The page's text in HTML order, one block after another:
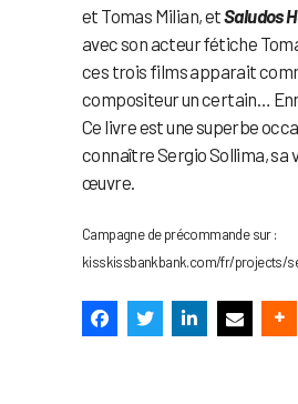
et Tomas Milian, etSaludos
avec son acteur fétiche
ces trois films apparait
compositeur un certain…
Ce livre est une superbe
connaître Sergio Sollima, sa
œuvre.
Campagne de précommande sur :
kisskissbankbank.com/fr/projects/